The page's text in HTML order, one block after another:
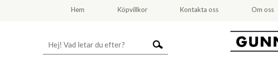
Hem Köpvillkor Kontakta oss Om oss